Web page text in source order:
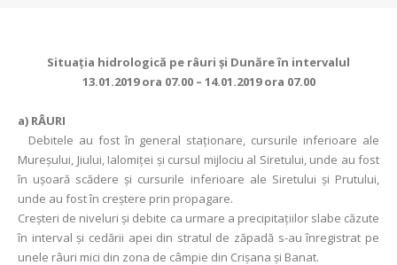
Situaţia hidrologică pe râuri şi Dunăre în intervalul
13.01.2019 ora 07.00 – 14.01.2019 ora 07.00
a) RÂURI
Debitele au fost în general staționare, cursurile inferioare ale
Mureșului, Jiului, Ialomiței și cursul mijlociu al Siretului, unde au fost
în uşoară scădere și cursurile inferioare ale Siretului și Prutului,
unde au fost în creștere prin propagare.
Creșteri de niveluri și debite ca urmare a precipitațiilor slabe căzute
în interval și cedării apei din stratul de zăpadă s-au înregistrat pe
unele râuri mici din zona de câmpie din Crișana și Banat.